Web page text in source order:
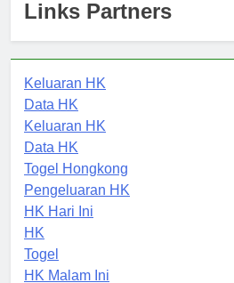
Keluaran HK
Data HK
Keluaran HK
Data HK
Togel Hongkong
Pengeluaran HK
HK Hari Ini
HK
Togel